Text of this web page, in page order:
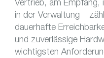
Vertrieb, am Empfang,
in der Verwaltung –
dauerhafte
und zuverlässige
wichtigsten